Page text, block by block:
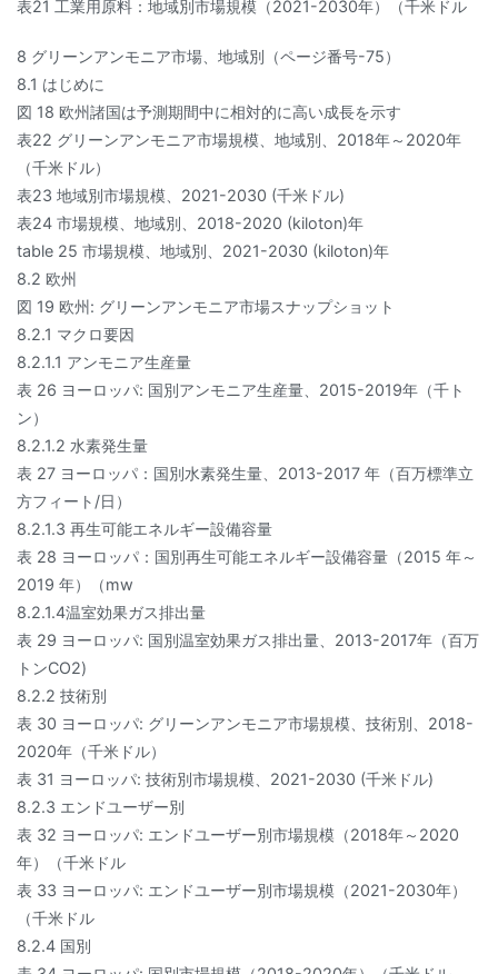
表21 工業用原料：地域別市場規模（2021-2030年）（千米ドル
8 グリーンアンモニア市場、地域別（ページ番号-75）
8.1 はじめに
図 18 欧州諸国は予測期間中に相対的に高い成長を示す
表22 グリーンアンモニア市場規模、地域別、2018年～2020年
（千米ドル）
表23 地域別市場規模、2021-2030 (千米ドル)
表24 市場規模、地域別、2018-2020 (kiloton)年
table 25 市場規模、地域別、2021-2030 (kiloton)年
8.2 欧州
図 19 欧州: グリーンアンモニア市場スナップショット
8.2.1 マクロ要因
8.2.1.1 アンモニア生産量
表 26 ヨーロッパ: 国別アンモニア生産量、2015-2019年（千ト
ン）
8.2.1.2 水素発生量
表 27 ヨーロッパ：国別水素発生量、2013-2017 年（百万標準立
方フィート/日）
8.2.1.3 再生可能エネルギー設備容量
表 28 ヨーロッパ：国別再生可能エネルギー設備容量（2015 年～
2019 年）（mw
8.2.1.4温室効果ガス排出量
表 29 ヨーロッパ: 国別温室効果ガス排出量、2013-2017年（百万
トンCO2)
8.2.2 技術別
表 30 ヨーロッパ: グリーンアンモニア市場規模、技術別、2018-
2020年（千米ドル）
表 31 ヨーロッパ: 技術別市場規模、2021-2030 (千米ドル)
8.2.3 エンドユーザー別
表 32 ヨーロッパ: エンドユーザー別市場規模（2018年～2020
年）（千米ドル
表 33 ヨーロッパ: エンドユーザー別市場規模（2021-2030年）
（千米ドル
8.2.4 国別